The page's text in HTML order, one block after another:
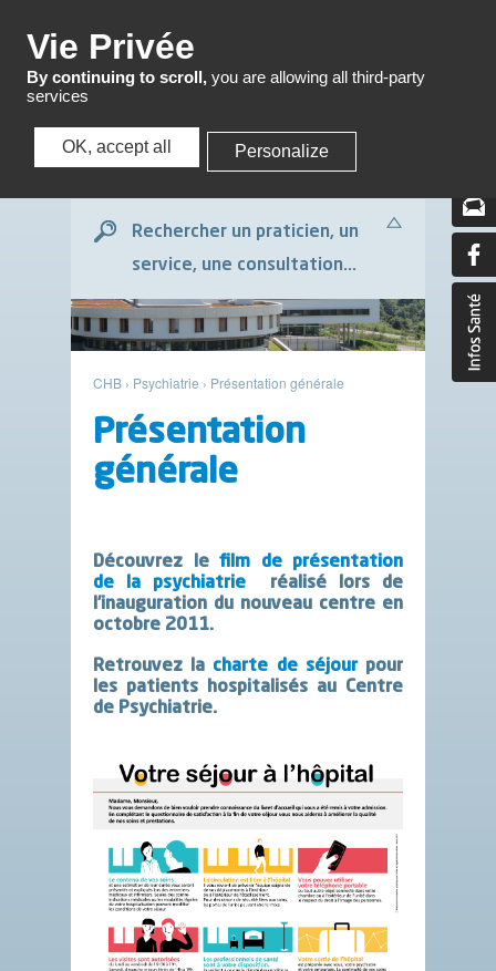
Menu
Rechercher un praticien, un
service, une consultation...
CHB › Psychiatrie › Présentation générale
Présentation
générale
Découvrez le film de présentation
de la psychiatrie
réalisé lors de
l’inauguration du nouveau centre en
octobre 2011.
Retrouvez la charte de séjourpour
les patients hospitalisés au Centre
de Psychiatrie.
Vie Privée
By continuing to scroll, you are allowing all third-party
services
OK, accept all Personalize